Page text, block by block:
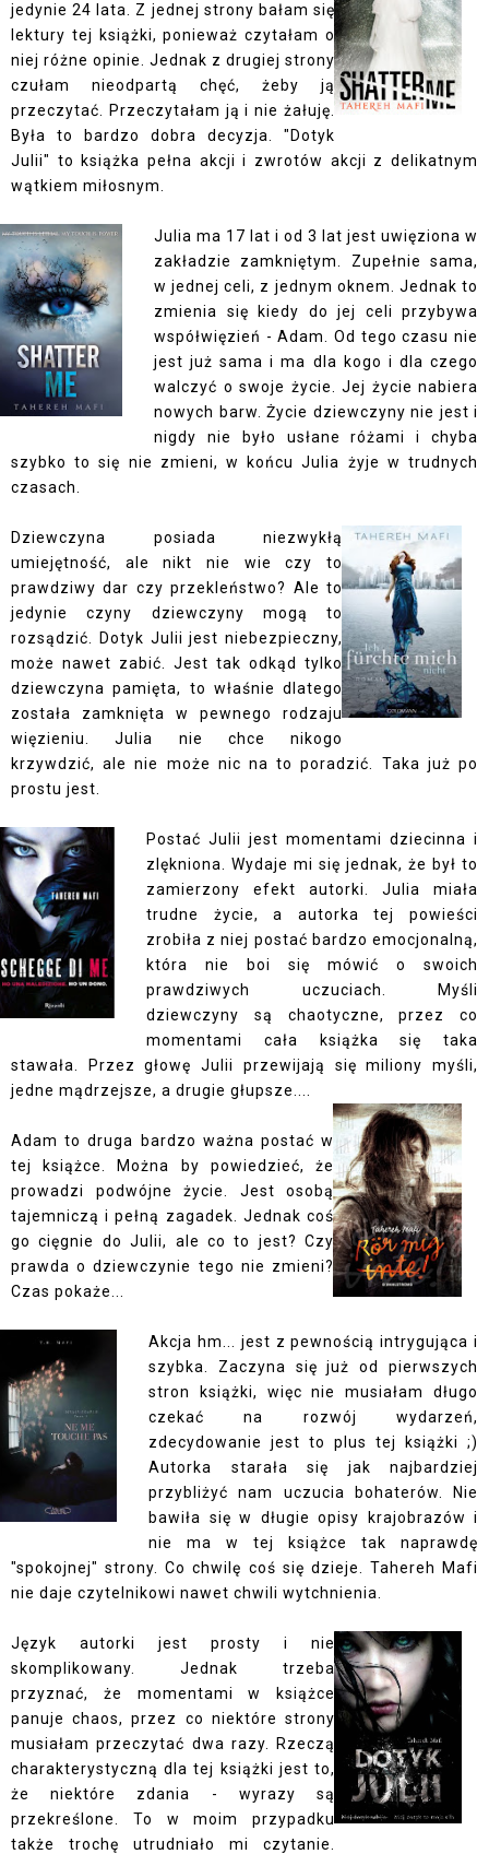
jedynie 24 lata. Z jednej strony bałam się
lektury tej książki, ponieważ czytałam o
niej różne opinie. Jednak z drugiej strony
czułam nieodpartą chęć, żeby ją
przeczytać. Przeczytałam ją i nie żałuję.
Była to bardzo dobra decyzja. "Dotyk
Julii" to książka pełna akcji i zwrotów akcji z delikatnym
wątkiem miłosnym.
Julia ma 17 lat i od 3 lat jest uwięziona w
zakładzie zamkniętym. Zupełnie sama,
w jednej celi, z jednym oknem. Jednak to
zmienia się kiedy do jej celi przybywa
współwięzień - Adam. Od tego czasu nie
jest już sama i ma dla kogo i dla czego
walczyć o swoje życie. Jej życie nabiera
nowych barw. Życie dziewczyny nie jest i
nigdy nie było usłane różami i chyba
szybko to się nie zmieni, w końcu Julia żyje w trudnych
czasach.
Dziewczyna posiada niezwykłą
umiejętność, ale nikt nie wie czy to
prawdziwy dar czy przekleństwo? Ale to
jedynie czyny dziewczyny mogą to
rozsądzić. Dotyk Julii jest niebezpieczny,
może nawet zabić. Jest tak odkąd tylko
dziewczyna pamięta, to właśnie dlatego
została zamknięta w pewnego rodzaju
więzieniu. Julia nie chce nikogo
krzywdzić, ale nie może nic na to poradzić. Taka już po
prostu jest.
Postać Julii jest momentami dziecinna i
zlękniona. Wydaje mi się jednak, że był to
zamierzony efekt autorki. Julia miała
trudne życie, a autorka tej powieści
zrobiła z niej postać bardzo emocjonalną,
która nie boi się mówić o swoich
prawdziwych uczuciach. Myśli
dziewczyny są chaotyczne, przez co
momentami cała książka się taka
stawała. Przez głowę Julii przewijają się miliony myśli,
jedne mądrzejsze, a drugie głupsze....
Adam to druga bardzo ważna postać w
tej książce. Można by powiedzieć, że
prowadzi podwójne życie. Jest osobą
tajemniczą i pełną zagadek. Jednak coś
go cięgnie do Julii, ale co to jest? Czy
prawda o dziewczynie tego nie zmieni?
Czas pokaże...
Akcja hm... jest z pewnością intrygująca i
szybka. Zaczyna się już od pierwszych
stron książki, więc nie musiałam długo
czekać na rozwój wydarzeń,
zdecydowanie jest to plus tej książki ;)
Autorka starała się jak najbardziej
przybliżyć nam uczucia bohaterów. Nie
bawiła się w długie opisy krajobrazów i
nie ma w tej książce tak naprawdę
"spokojnej" strony. Co chwilę coś się dzieje. Tahereh Mafi
nie daje czytelnikowi nawet chwili wytchnienia.
Język autorki jest prosty i nie
skomplikowany. Jednak trzeba
przyznać, że momentami w książce
panuje chaos, przez co niektóre strony
musiałam przeczytać dwa razy. Rzeczą
charakterystyczną dla tej książki jest to,
że niektóre zdania - wyrazy są
przekreślone. To w moim przypadku
także trochę utrudniało mi czytanie.